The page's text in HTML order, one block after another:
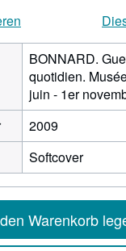
BONNARD.
quotidien.
juin - 1er
2009
Softcover
Warenkorb